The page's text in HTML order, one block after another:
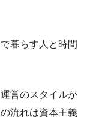
暮らす人と時間
営のスタイルが
流れは資本主義